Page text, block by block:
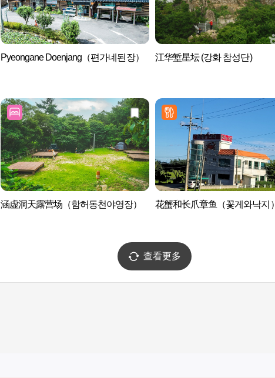
Pyeongane Doenjang（편가네된장） 江华堑星坛 (강화 참성단)
涵虚洞天露营场（함허동천야영장） 花蟹和长爪章鱼（꽃게와낙지）
查看更多